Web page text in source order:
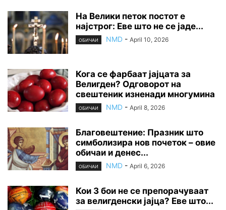
На Велики петок постот е
најстрог: Еве што не се јаде...
ОБИЧАИ NMD - April 10, 2026
Кога се фарбаат јајцата за
Велигден? Одговорот на
свештеник изненади многумина
ОБИЧАИ NMD - April 8, 2026
Благовештение: Празник што
симболизира нов почеток – овие
обичаи и денес...
ОБИЧАИ NMD - April 6, 2026
Кои 3 бои не се препорачуваат
за велигденски јајца? Еве што...